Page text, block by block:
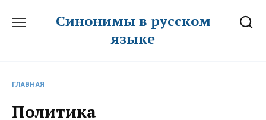
Синонимы в русском
языке
ГЛАВНАЯ
Политика